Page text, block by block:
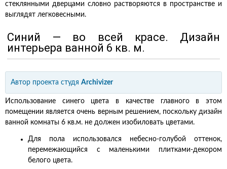
стеклянными дверцами словно растворяются в пространстве и
выглядят легковесными.
Синий — во всей красе. Дизайн
интерьера ванной 6 кв. м.
Автор проекта студя Archivizer
Использование синего цвета в качестве главного в этом
помещении является очень верным решением, поскольку дизайн
ванной комнаты 6 кв.м. не должен изобиловать цветами.
Для пола использовался небесно-голубой оттенок,
перемежающийся с маленькими плитками-декором
белого цвета.